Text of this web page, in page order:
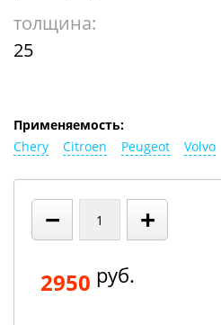
толщина:
25
Применяемость:
Chery
Citroen Peugeot Volvo
− +
2950 руб.